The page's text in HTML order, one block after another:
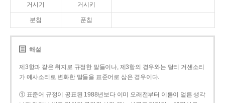
거시기 거시키
분침 푼침
해설
제3항과 같은 취지로 규정한 말들이나, 제3항의 경우와는 달리 거센소리
가 예사소리로 변화한 말들을 표준어로 삼은 경우이다.
① 표준어 규정이 공표된 1988년보다 이미 오래전부터 이름이 얼른 생각